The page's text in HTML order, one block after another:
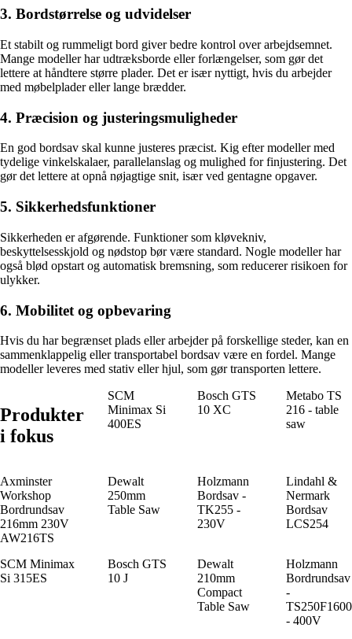
3. Bordstørrelse og udvidelser
Et stabilt og rummeligt bord giver bedre kontrol over arbejdsemnet.
Mange modeller har udtræksborde eller forlængelser, som gør det
lettere at håndtere større plader. Det er især nyttigt, hvis du arbejder
med møbelplader eller lange brædder.
4. Præcision og justeringsmuligheder
En god bordsav skal kunne justeres præcist. Kig efter modeller med
tydelige vinkelskalaer, parallelanslag og mulighed for finjustering. Det
gør det lettere at opnå nøjagtige snit, især ved gentagne opgaver.
5. Sikkerhedsfunktioner
Sikkerheden er afgørende. Funktioner som kløvekniv,
beskyttelsesskjold og nødstop bør være standard. Nogle modeller har
også blød opstart og automatisk bremsning, som reducerer risikoen for
ulykker.
6. Mobilitet og opbevaring
Hvis du har begrænset plads eller arbejder på forskellige steder, kan en
sammenklappelig eller transportabel bordsav være en fordel. Mange
modeller leveres med stativ eller hjul, som gør transporten lettere.
Produkter
i fokus
SCM
Minimax Si
400ES
Bosch GTS
10 XC
Metabo TS
216 - table
saw
Axminster
Workshop
Bordrundsav
216mm 230V
AW216TS
Dewalt
250mm
Table Saw
Holzmann
Bordsav -
TK255 -
230V
Lindahl &
Nermark
Bordsav
LCS254
SCM Minimax
Si 315ES
Bosch GTS
10 J
Dewalt
210mm
Compact
Table Saw
Holzmann
Bordrundsav
-
TS250F1600
- 400V